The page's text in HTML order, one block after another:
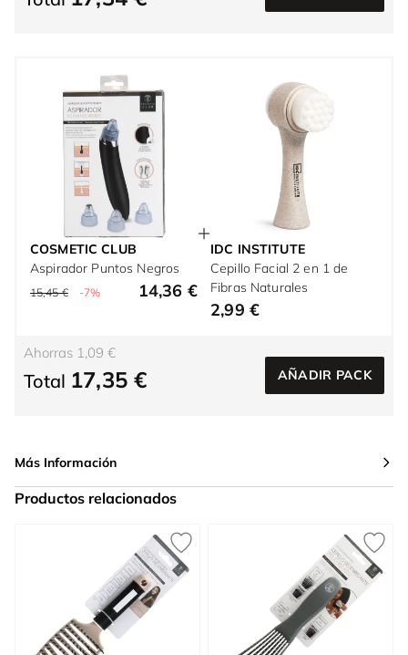
COSMETIC CLUB
Aspirador Puntos Negros
15,45 € -7% 14,36 €
IDC INSTITUTE
Cepillo Facial 2 en 1 de
Fibras Naturales
2,99 €
Ahorras 1,09 €
Total 17,35 € AÑADIR PACK
Más Información
Productos relacionados
Press to skip carousel